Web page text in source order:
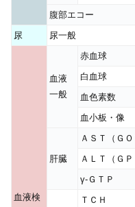
腹部エコー
尿
尿一般
血液検
血液
一般
赤血球
白血球
血色素数
血小板・像
肝臓
ＡＳＴ（ＧＯ
ＡＬＴ（ＧＰ
γ-ＧＴＰ
ＴＣＨ